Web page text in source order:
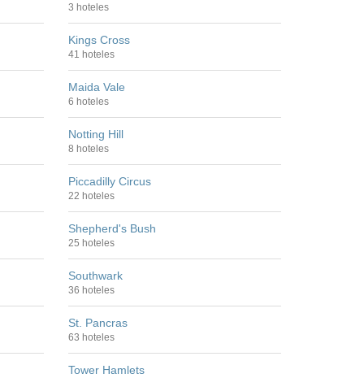
3 hoteles
Kings Cross
41 hoteles
Maida Vale
6 hoteles
Notting Hill
8 hoteles
Piccadilly Circus
22 hoteles
Shepherd's Bush
25 hoteles
Southwark
36 hoteles
St. Pancras
63 hoteles
Tower Hamlets